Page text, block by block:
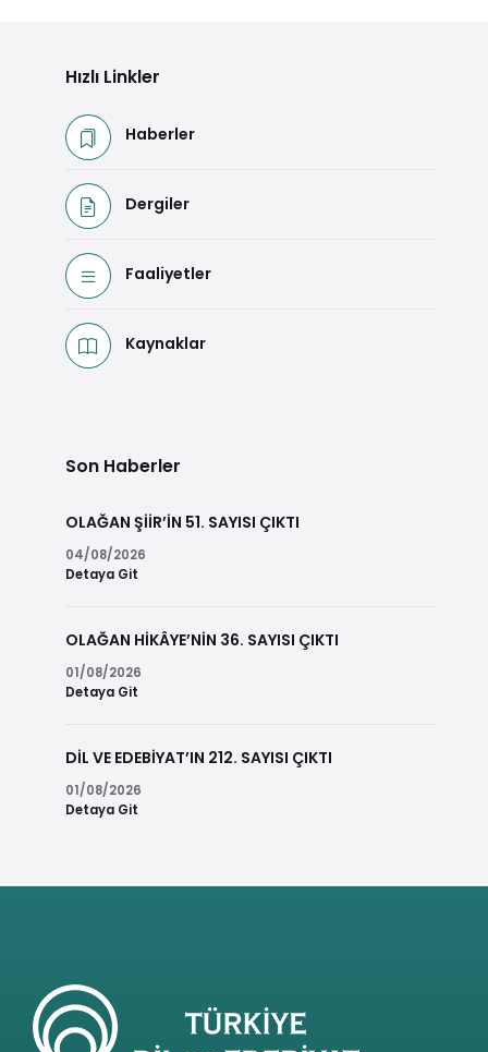
Hızlı Linkler
Haberler
Dergiler
Faaliyetler
Kaynaklar
Son Haberler
OLAĞAN ŞİİR’İN 51. SAYISI ÇIKTI
04/08/2026
Detaya Git
OLAĞAN HİKÂYE’NİN 36. SAYISI ÇIKTI
01/08/2026
Detaya Git
DİL VE EDEBİYAT’IN 212. SAYISI ÇIKTI
01/08/2026
Detaya Git